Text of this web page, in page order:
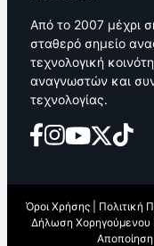
Από το 2007 μέχρι
σταθερό σημείο
τεχνολογική
αναγνωστών και
τεχνολογίας.
Όροι Χρήσης Πολιτική
Δήλωση Χορηγούμενου